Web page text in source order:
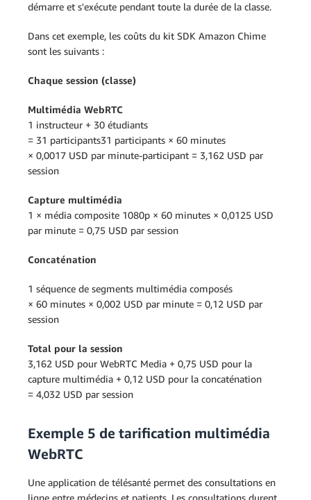
démarre et s'exécute pendant toute la durée de la classe.
Dans cet exemple, les coûts du kit SDK Amazon Chime
sont les suivants :
Chaque session (classe)
Multimédia WebRTC
1 instructeur + 30 étudiants
= 31 participants31 participants × 60 minutes
× 0,0017 USD par minute-participant = 3,162 USD par
session
Capture multimédia
1 × média composite 1080p × 60 minutes × 0,0125 USD
par minute = 0,75 USD par session
Concaténation
1 séquence de segments multimédia composés
× 60 minutes × 0,002 USD par minute = 0,12 USD par
session
Total pour la session
3,162 USD pour WebRTC Media + 0,75 USD pour la
capture multimédia + 0,12 USD pour la concaténation
= 4,032 USD par session
Exemple 5 de tarification multimédia
WebRTC
Une application de télésanté permet des consultations en
ligne entre médecins et patients. Les consultations durent